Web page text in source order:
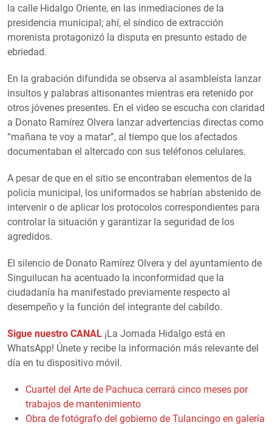
la calle Hidalgo Oriente, en las inmediaciones de la
presidencia municipal; ahí, el síndico de extracción
morenista protagonizó la disputa en presunto estado de
ebriedad.
En la grabación difundida se observa al asambleísta lanzar
insultos y palabras altisonantes mientras era retenido por
otros jóvenes presentes. En el video se escucha con claridad
a Donato Ramírez Olvera lanzar advertencias directas como
“mañana te voy a matar”, al tiempo que los afectados
documentaban el altercado con sus teléfonos celulares.
A pesar de que en el sitio se encontraban elementos de la
policía municipal, los uniformados se habrían abstenido de
intervenir o de aplicar los protocolos correspondientes para
controlar la situación y garantizar la seguridad de los
agredidos.
El silencio de Donato Ramírez Olvera y del ayuntamiento de
Singuilucan ha acentuado la inconformidad que la
ciudadanía ha manifestado previamente respecto al
desempeño y la función del integrante del cabildo.
Sigue nuestro CANAL ¡La Jornada Hidalgo está en
WhatsApp! Únete y recibe la información más relevante del
día en tu dispositivo móvil.
Cuartel del Arte de Pachuca cerrará cinco meses por
trabajos de mantenimiento
Obra de fotógrafo del gobierno de Tulancingo en galería